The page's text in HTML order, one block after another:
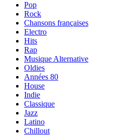
Pop
Rock
Chansons françaises
Electro
Hits
Rap
Musique Alternative
Oldies
Années 80
House
Indie
Classique
Jazz
Latino
Chillout